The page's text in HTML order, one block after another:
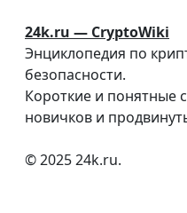
24k.ru — CryptoWiki
Энциклопедия по
безопасности.
Короткие и понятные
новичков и
© 2025 24k.ru.